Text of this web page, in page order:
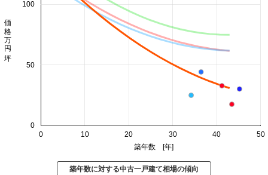
0 10 20 30 40 50
0
50
100
築年数 [年]
価格 万円/坪
築年数に対する中古一戸建て相場の傾向